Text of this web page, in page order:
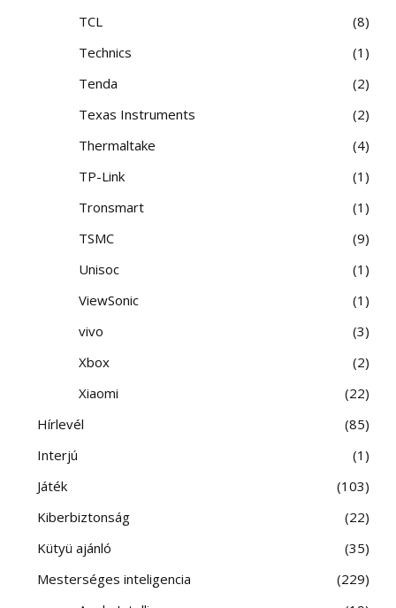
TCL
8
Technics
1
Tenda
2
Texas Instruments
2
Thermaltake
4
TP-Link
1
Tronsmart
1
TSMC
9
Unisoc
1
ViewSonic
1
vivo
3
Xbox
2
Xiaomi
22
Hírlevél
85
Interjú
1
Játék
103
Kiberbiztonság
22
Kütyü ajánló
35
Mesterséges inteligencia
229